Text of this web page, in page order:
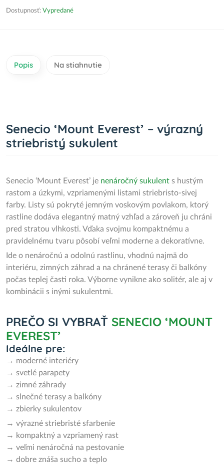
Dostupnosť: Vypredané
Popis Na stiahnutie
Senecio ‘Mount Everest’ – výrazný
striebristý sukulent
Senecio ‘Mount Everest’ je nenáročný sukulent s hustým
rastom a úzkymi, vzpriamenými listami striebristo-sivej
farby. Listy sú pokryté jemným voskovým povlakom, ktorý
rastline dodáva elegantný matný vzhľad a zároveň ju chráni
pred stratou vlhkosti. Vďaka svojmu kompaktnému a
pravidelnému tvaru pôsobí veľmi moderne a dekoratívne.
Ide o nenáročnú a odolnú rastlinu, vhodnú najmä do
interiéru, zimných záhrad a na chránené terasy či balkóny
počas teplej časti roka. Výborne vynikne ako solitér, ale aj v
kombinácii s inými sukulentmi.
PREČO SI VYBRAŤ SENECIO ‘MOUNT
EVEREST’
Ideálne pre:
→ moderné interiéry
→ svetlé parapety
→ zimné záhrady
→ slnečné terasy a balkóny
→ zbierky sukulentov
→ výrazné striebristé sfarbenie
→ kompaktný a vzpriamený rast
→ veľmi nenáročná na pestovanie
→ dobre znáša sucho a teplo